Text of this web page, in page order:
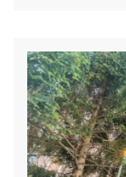
acquistare un